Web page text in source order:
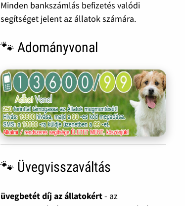
Minden bankszámlás befizetés valódi
segítséget jelent az állatok számára.
🐾 Adományvonal
🐾 Üvegvisszaváltás
üvegbetét díj az állatokért- az